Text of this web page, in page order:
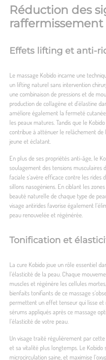
Réduction des
raffermissement
Effets lifting et anti-
Le massage Kobido incarne une
un lifting naturel sans intervention
une combinaison de pressions et de
production de collagène et d’élastine
améliore également la fermeté
les peaux matures. Tandis que le
contribue à atténuer le relâchement de
jeune et éclatant.
En plus de ses propriétés anti-âge, le
soulagement des tensions musculaires
faciale s’avère efficace contre les rides
sillons nasogéniens. En ciblant les
beauté naturelle de chaque type de
visage antirides favorise également
peau renouvelée et régénérée.
Tonification et
La cure Kobido joue un rôle essentiel
l’élasticité de la peau. Chaque
muscles et régénère les cellules
bienfaits tonifiants de ce massage
permettent un effet tenseur qui lisse
sérums appliqués après ce massage
l’élasticité de votre peau.
Un visage traité régulièrement par
et sa vitalité plus longtemps. Le
microcirculation saine, et maximise